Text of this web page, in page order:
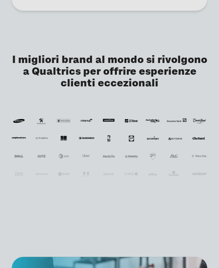
I migliori brand al mondo si rivolgono
a Qualtrics per offrire esperienze
clienti eccezionali